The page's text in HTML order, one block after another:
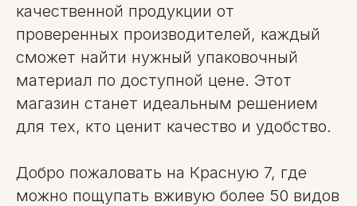
качественной продукции от
проверенных производителей, каждый
сможет найти нужный упаковочный
материал по доступной цене. Этот
магазин станет идеальным решением
для тех, кто ценит качество и удобство.
Добро пожаловать на Красную 7, где
можно пощупать вживую более 50 видов